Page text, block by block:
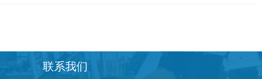
联系我们